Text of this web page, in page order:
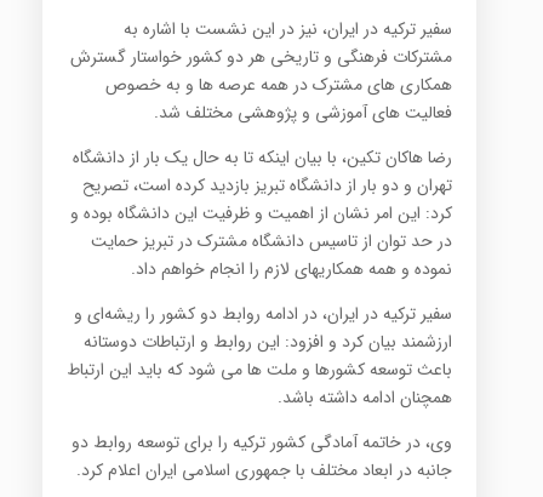
سفیر ترکیه در ایران، نیز در این نشست با اشاره به
مشترکات فرهنگی و تاریخی هر دو کشور خواستار گسترش
همکاری های مشترک در همه عرصه ها و به خصوص
فعالیت های آموزشی و پژوهشی مختلف شد.
رضا هاکان تکین، با بیان اینکه تا به حال یک بار از دانشگاه
تهران و دو بار از دانشگاه تبریز بازدید کرده است، تصریح
کرد: این امر نشان از اهمیت و ظرفیت این دانشگاه بوده و
در حد توان از تاسیس دانشگاه مشترک در تبریز حمایت
نموده و همه همکاریهای لازم را انجام خواهم داد.
سفیر ترکیه در ایران، در ادامه روابط دو کشور را ریشه‌ای و
ارزشمند بیان کرد و افزود: این روابط و ارتباطات دوستانه
باعث توسعه کشورها و ملت ها می شود که باید این ارتباط
همچنان ادامه داشته باشد.
وی، در خاتمه آمادگی کشور ترکیه را برای توسعه روابط دو
جانبه در ابعاد مختلف با جمهوری اسلامی ایران اعلام کرد.